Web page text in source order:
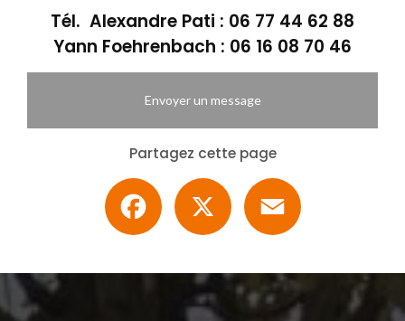
Tél. Alexandre Pati : 06 77 44 62 88
Yann Foehrenbach : 06 16 08 70 46
Envoyer un message
Partagez cette page
Facebook